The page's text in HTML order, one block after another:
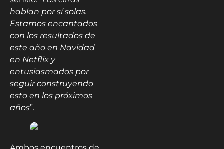
hablan por sí solas.
Estamos encantados
con los resultados de
este año en Navidad
en Netflix y
entusiasmados por
seguir construyendo
esto en los próximos
años”.